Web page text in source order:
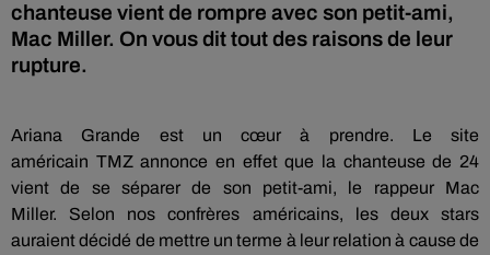
chanteuse vient de rompre avec son petit-ami,
Mac Miller. On vous dit tout des raisons de leur
rupture.
Ariana Grande est un cœur à prendre.
Le site
américain TMZ annonce en effet que la chanteuse de 24
vient de se séparer de son petit-ami, le rappeur Mac
Miller.
Selon nos confrères américains, les deux stars
auraient décidé de mettre un terme à leur relation à cause de